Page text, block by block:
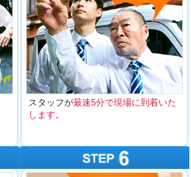
スタッフが最速5分で現場に到着いた
します。